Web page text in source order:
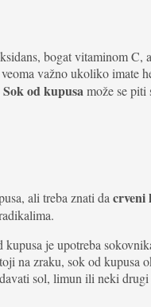
bogat vitaminom
važno ukoliko
Sok od kupusamože se
ali treba znati dacrveni
je upotreba
na zraku, sok od
sol, limun ili neki drugi